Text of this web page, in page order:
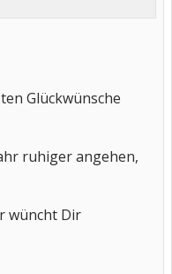
Glückwünsche
ruhiger angehen,
wüncht Dir